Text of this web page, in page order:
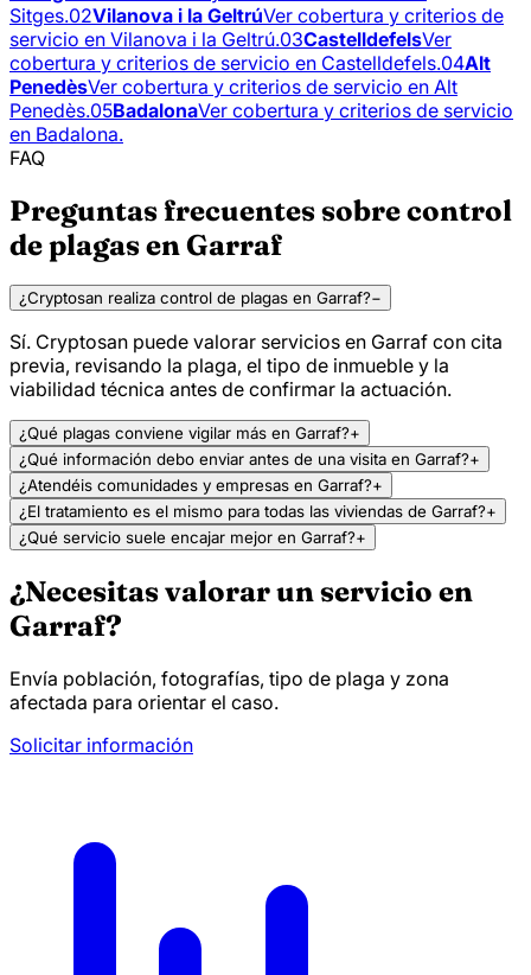
Sitges.02Vilanova i la GeltrúVer cobertura y criterios de
servicio en Vilanova i la Geltrú.03CastelldefelsVer
cobertura y criterios de servicio en Castelldefels.04Alt
PenedèsVer cobertura y criterios de servicio en Alt
Penedès.05BadalonaVer cobertura y criterios de servicio
en Badalona.
FAQ
Preguntas frecuentes sobre control
de plagas en Garraf
¿Cryptosan realiza control de plagas en Garraf?−
Sí. Cryptosan puede valorar servicios en Garraf con cita
previa, revisando la plaga, el tipo de inmueble y la
viabilidad técnica antes de confirmar la actuación.
¿Qué plagas conviene vigilar más en Garraf?+
¿Qué información debo enviar antes de una visita en Garraf?+
¿Atendéis comunidades y empresas en Garraf?+
¿El tratamiento es el mismo para todas las viviendas de Garraf?+
¿Qué servicio suele encajar mejor en Garraf?+
¿Necesitas valorar un servicio en
Garraf?
Envía población, fotografías, tipo de plaga y zona
afectada para orientar el caso.
Solicitar información